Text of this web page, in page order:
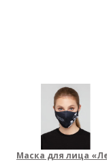
Маска для лица